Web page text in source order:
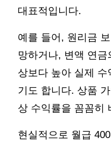
대표적입니다.
예를 들어, 원리금
망하거나, 변액 연금
상보다 높아 실제
기도 합니다. 상품
상 수익률을 꼼꼼히
현실적으로 월급